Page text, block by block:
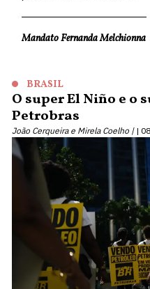
Mandato Fernanda Melchionna
BRASIL
O super El Niño e o
Petrobras
João Cerqueira e Mirela Coelho |